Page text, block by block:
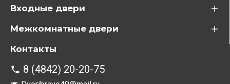
Входные двери
Межкомнатные двери
Контакты
8 (4842) 20-20-75